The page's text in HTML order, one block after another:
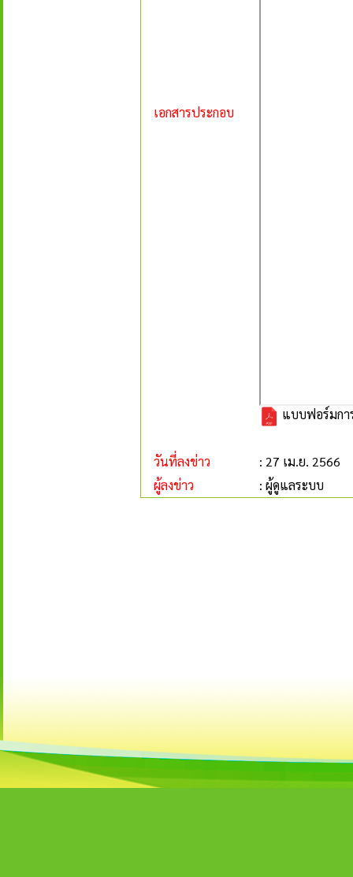
เอกสารประกอบ
แบบฟอร์มกา
วันที่ลงข่าว
: 27 เม.ย. 2566
ผู้ลงข่าว
: ผู้ดูแลระบบ